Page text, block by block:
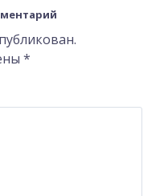
*